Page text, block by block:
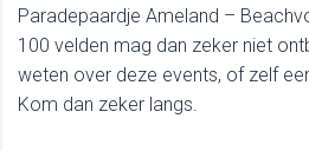
Paradepaardje Ameland –
100 velden mag dan zeker niet
weten over deze events, of zelf
Kom dan zeker langs.